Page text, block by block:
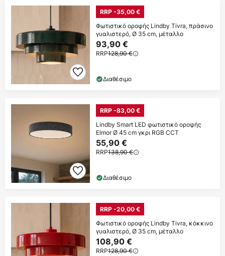
RRP -35,00 €
Φωτιστικό οροφής Lindby Tivra, πράσινο
γυαλιστερό, Ø 35 cm, μέταλλο
93,90 €
RRP128,90 €
Διαθέσιμο
RRP -83,00 €
Lindby Smart LED φωτιστικό οροφής
Elmor Ø 45 cm γκρι RGB CCT
55,90 €
RRP138,90 €
Διαθέσιμο
RRP -20,00 €
Φωτιστικό οροφής Lindby Tivra, κόκκινο
γυαλιστερό, Ø 35 cm, μέταλλο
108,90 €
RRP128,90 €